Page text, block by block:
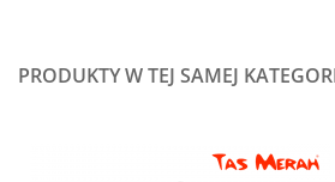
PRODUKTY W TEJ SAMEJ KATEGORII